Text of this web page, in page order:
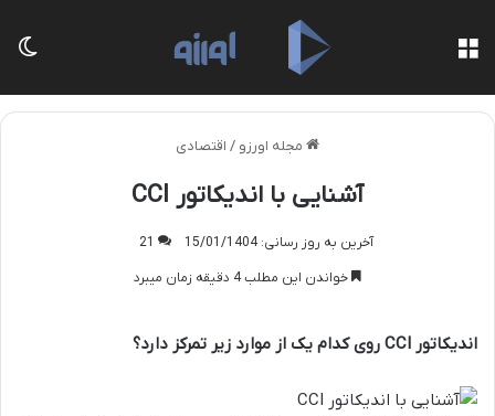
مجله اورزو / اقتصادی
آشنایی با اندیکاتور CCI
آخرین به روز رسانی: 15/01/1404
21
خواندن این مطلب 4 دقیقه زمان میبرد
اندیکاتور روی کدام یک از موارد زیر تمرکز دارد؟